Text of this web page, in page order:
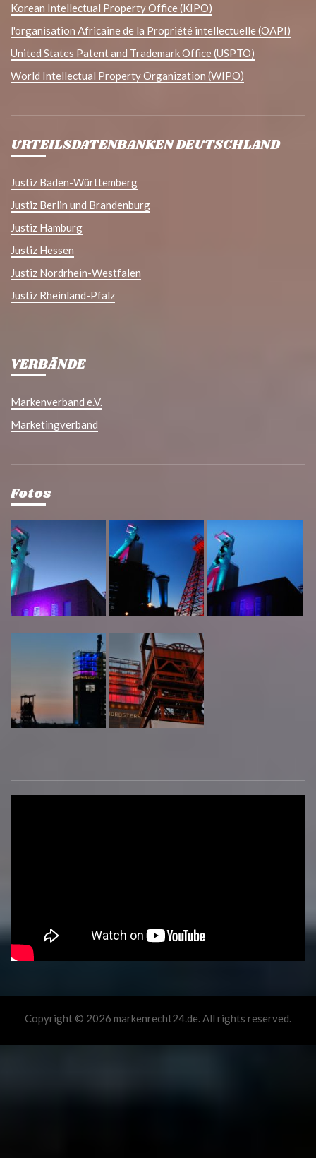
Korean Intellectual Property Office (KIPO)
l'organisation Africaine de la Propriété intellectuelle (OAPI)
United States Patent and Trademark Office (USPTO)
World Intellectual Property Organization (WIPO)
URTEILSDATENBANKEN DEUTSCHLAND
Justiz Baden-Württemberg
Justiz Berlin und Brandenburg
Justiz Hamburg
Justiz Hessen
Justiz Nordrhein-Westfalen
Justiz Rheinland-Pfalz
VERBÄNDE
Markenverband e.V.
Marketingverband
Fotos
Copyright © 2026 markenrecht24.de. All rights reserved.